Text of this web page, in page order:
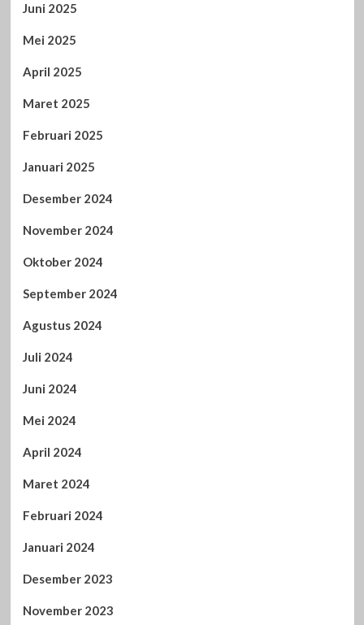
Juni 2025
Mei 2025
April 2025
Maret 2025
Februari 2025
Januari 2025
Desember 2024
November 2024
Oktober 2024
September 2024
Agustus 2024
Juli 2024
Juni 2024
Mei 2024
April 2024
Maret 2024
Februari 2024
Januari 2024
Desember 2023
November 2023